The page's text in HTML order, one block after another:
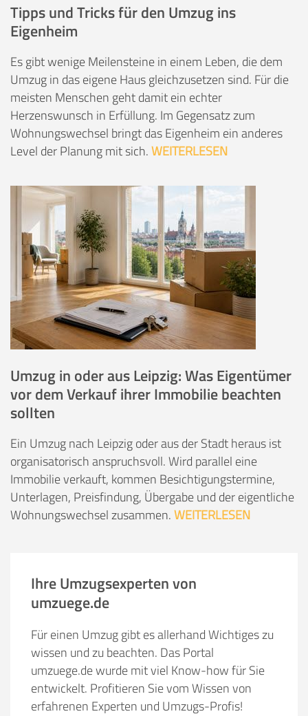
Tipps und Tricks für den Umzug ins
Eigenheim
Es gibt wenige Meilensteine in einem Leben, die dem
Umzug in das eigene Haus gleichzusetzen sind. Für die
meisten Menschen geht damit ein echter
Herzenswunsch in Erfüllung. Im Gegensatz zum
Wohnungswechsel bringt das Eigenheim ein anderes
Level der Planung mit sich.WEITERLESEN
Umzug in oder aus Leipzig: Was Eigentümer
vor dem Verkauf ihrer Immobilie beachten
sollten
Ein Umzug nach Leipzig oder aus der Stadt heraus ist
organisatorisch anspruchsvoll. Wird parallel eine
Immobilie verkauft, kommen Besichtigungstermine,
Unterlagen, Preisfindung, Übergabe und der eigentliche
Wohnungswechsel zusammen.WEITERLESEN
Ihre Umzugsexperten von
umzuege.de
Für einen Umzug gibt es allerhand Wichtiges zu
wissen und zu beachten. Das Portal
umzuege.de wurde mit viel Know-how für Sie
entwickelt. Profitieren Sie vom Wissen von
erfahrenen Experten und Umzugs-Profis!